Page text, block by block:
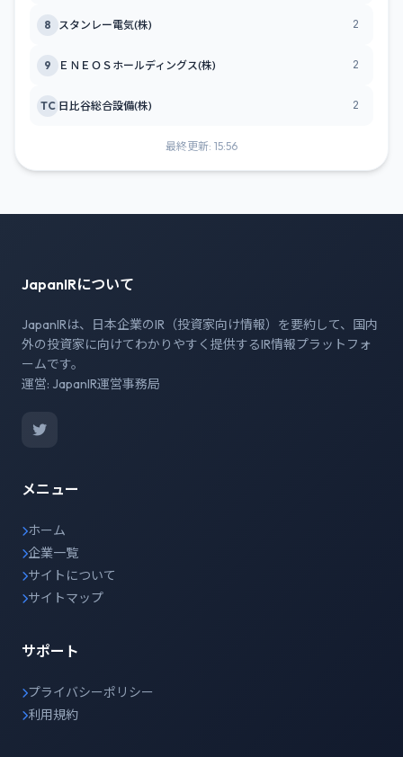
8 スタンレー電気(株) 2
9 ＥＮＥＯＳホールディングス(株) 2
TC 日比谷総合設備(株) 2
最終更新: 15:56
JapanIRについて
JapanIRは、日本企業のIR（投資家向け情報）を要約して、国内
外の投資家に向けてわかりやすく提供するIR情報プラットフォ
ームです。
運営: JapanIR運営事務局
メニュー
ホーム
企業一覧
サイトについて
サイトマップ
サポート
プライバシーポリシー
利用規約